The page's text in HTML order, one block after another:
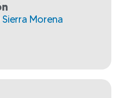
Sierra Morena